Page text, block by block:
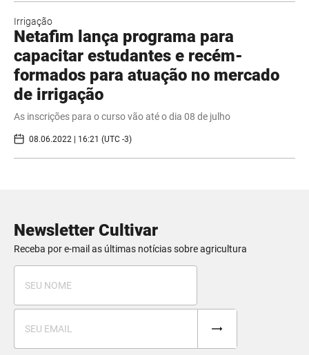
Irrigação
Netafim lança programa para
capacitar estudantes e recém-
formados para atuação no mercado
de irrigação
As inscrições para o curso vão até o dia 08 de julho
08.06.2022 | 16:21 (UTC -3)
Newsletter Cultivar
Receba por e-mail as últimas notícias sobre agricultura